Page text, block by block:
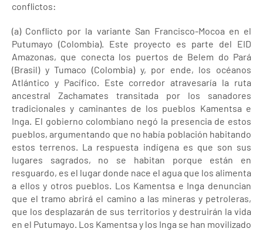
conflictos:
(a) Conflicto por la variante San Francisco-Mocoa en el
Putumayo (Colombia). Este proyecto es parte del EID
Amazonas, que conecta los puertos de Belem do Pará
(Brasil) y Tumaco (Colombia) y, por ende, los océanos
Atlántico y Pacífico. Este corredor atravesaría la ruta
ancestral Zachamates transitada por los sanadores
tradicionales y caminantes de los pueblos Kamentsa e
Inga. El gobierno colombiano negó la presencia de estos
pueblos, argumentando que no había población habitando
estos terrenos. La respuesta indígena es que son sus
lugares sagrados, no se habitan porque están en
resguardo, es el lugar donde nace el agua que los alimenta
a ellos y otros pueblos. Los Kamentsa e Inga denuncian
que el tramo abrirá el camino a las mineras y petroleras,
que los desplazarán de sus territorios y destruirán la vida
en el Putumayo. Los Kamentsa y los Inga se han movilizado